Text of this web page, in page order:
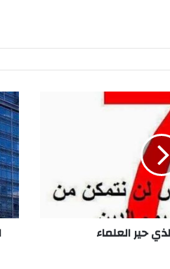
على
مع
مصر
2
مليار
دولار